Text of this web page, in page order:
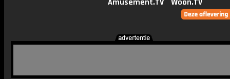
Amusement.TV
Woon.TV